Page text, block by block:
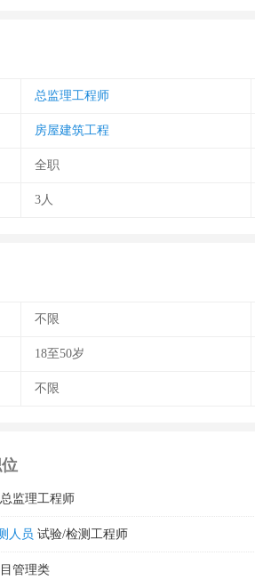
总监理工程师
房屋建筑工程
全职
3人
不限
18至50岁
不限
总监理工程师
人员 试验/检测工程师
管理类